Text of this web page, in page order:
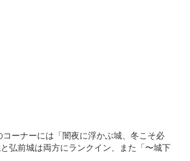
ーナーには「闇夜に浮かぶ城、冬こそ必
弘前城は両方にランクイン、また「〜城下